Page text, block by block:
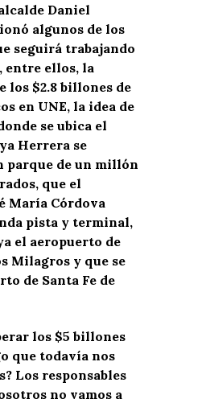
Daniel
algunos de los
seguirá trabajando
entre ellos, la
los $2.8 billones de
en UNE, la idea de
se ubica el
Herrera se
parque de un millón
que el
María Córdova
pista y terminal,
el aeropuerto de
Milagros y que se
de Santa Fe de
los $5 billones
que todavía nos
Los responsables
no vamos a